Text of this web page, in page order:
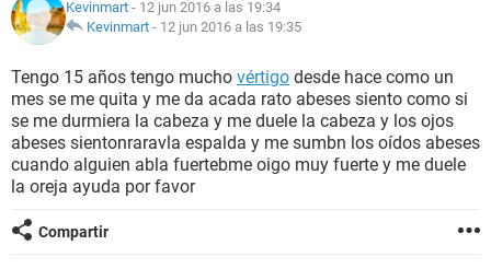
NUTRICIÓN
BIENESTAR
SEXUALIDAD
GLOSARIO
Kevinmart - 12 jun 2016 a las 19:34
Kevinmart - 12 jun 2016 a las 19:35
Tengo 15 años tengo mucho vértigo desde hace como un
mes se me quita y me da acada rato abeses siento como si
se me durmiera la cabeza y me duele la cabeza y los ojos
abeses sientonraravla espalda y me sumbn los oídos abeses
cuando alguien abla fuertebme oigo muy fuerte y me duele
la oreja ayuda por favor
Compartir